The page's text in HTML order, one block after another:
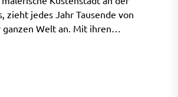
zieht jedes Jahr Tausende von
ganzen Welt an. Mit ihren
einer lebendigen...